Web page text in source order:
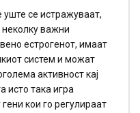
уште се истражуваат,
важни
естрогенот, имаат
систем и можат
активност кај
исто така игра
кои го регулираат